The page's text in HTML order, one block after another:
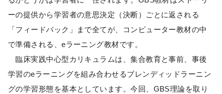
ーの提供から学習者の意思決定（決断）ごとに返される
「フィードバック」まで全てが、コンピューター教材の中
で準備される、eラーニング教材です。
臨床実践中心型カリキュラムは、集合教育と事前、事後
学習のeラーニングを組み合わせるブレンディッドラーニン
グの学習形態を基本としています。今回、GBS理論を取り